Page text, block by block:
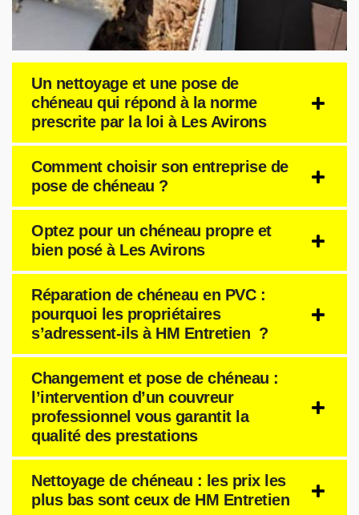
Un nettoyage et une pose de
chéneau qui répond à la norme
prescrite par la loi à Les Avirons
Comment choisir son entreprise de
pose de chéneau ?
Optez pour un chéneau propre et
bien posé à Les Avirons
Réparation de chéneau en PVC :
pourquoi les propriétaires
s’adressent-ils à HM Entretien ?
Changement et pose de chéneau :
l’intervention d’un couvreur
professionnel vous garantit la
qualité des prestations
Nettoyage de chéneau : les prix les
plus bas sont ceux de HM Entretien